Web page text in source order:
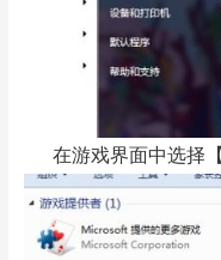
在游戏界面中选择【